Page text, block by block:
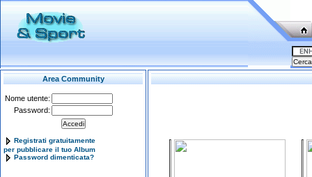
Area Community
Nome utente:
Password:
Registrati gratuitamente
per pubblicare il tuo Album
Password dimenticata?